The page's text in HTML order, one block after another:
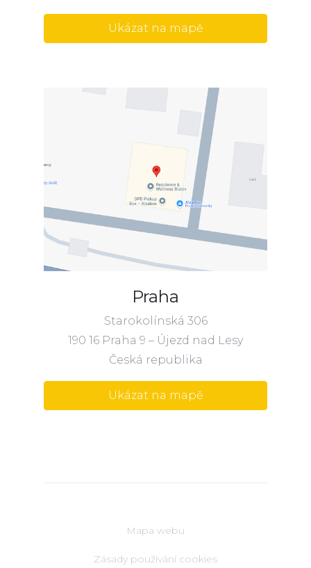
Ukázat na mapě
Praha
Starokolínská 306
190 16 Praha 9 – Újezd nad Lesy
Česká republika
Ukázat na mapě
Mapa webu
Zásady používání cookies